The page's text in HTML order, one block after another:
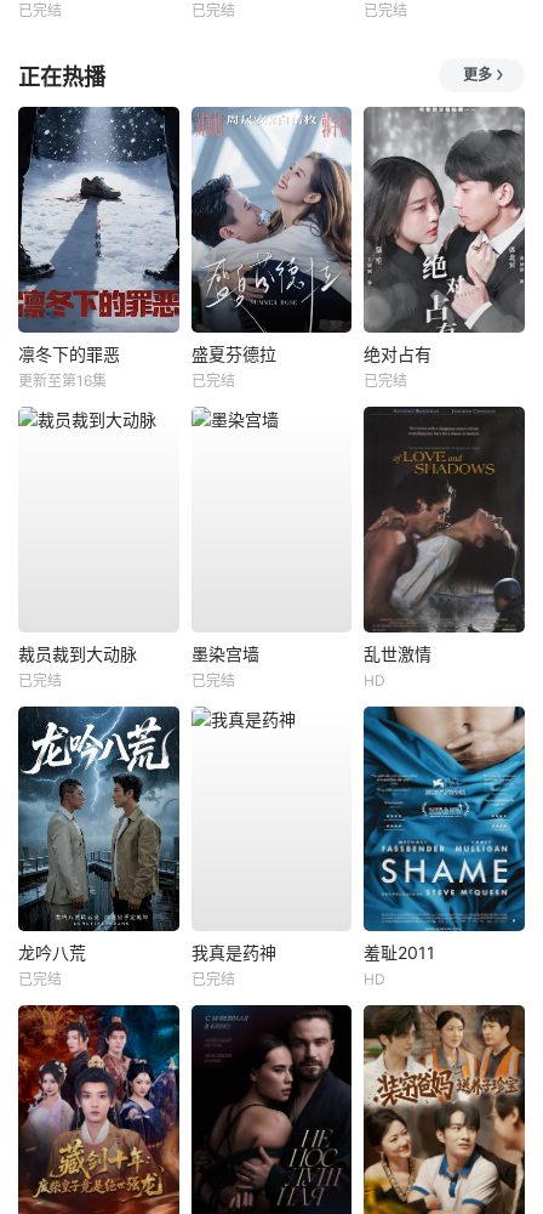
已完结 已完结 已完结
正在热播 更多
凛冬下的罪恶
更新至第16集
盛夏芬德拉
已完结
绝对占有
已完结
裁员裁到大动脉
已完结
墨染宫墙
已完结
乱世激情
HD
龙吟八荒
已完结
我真是药神
已完结
羞耻2011
HD